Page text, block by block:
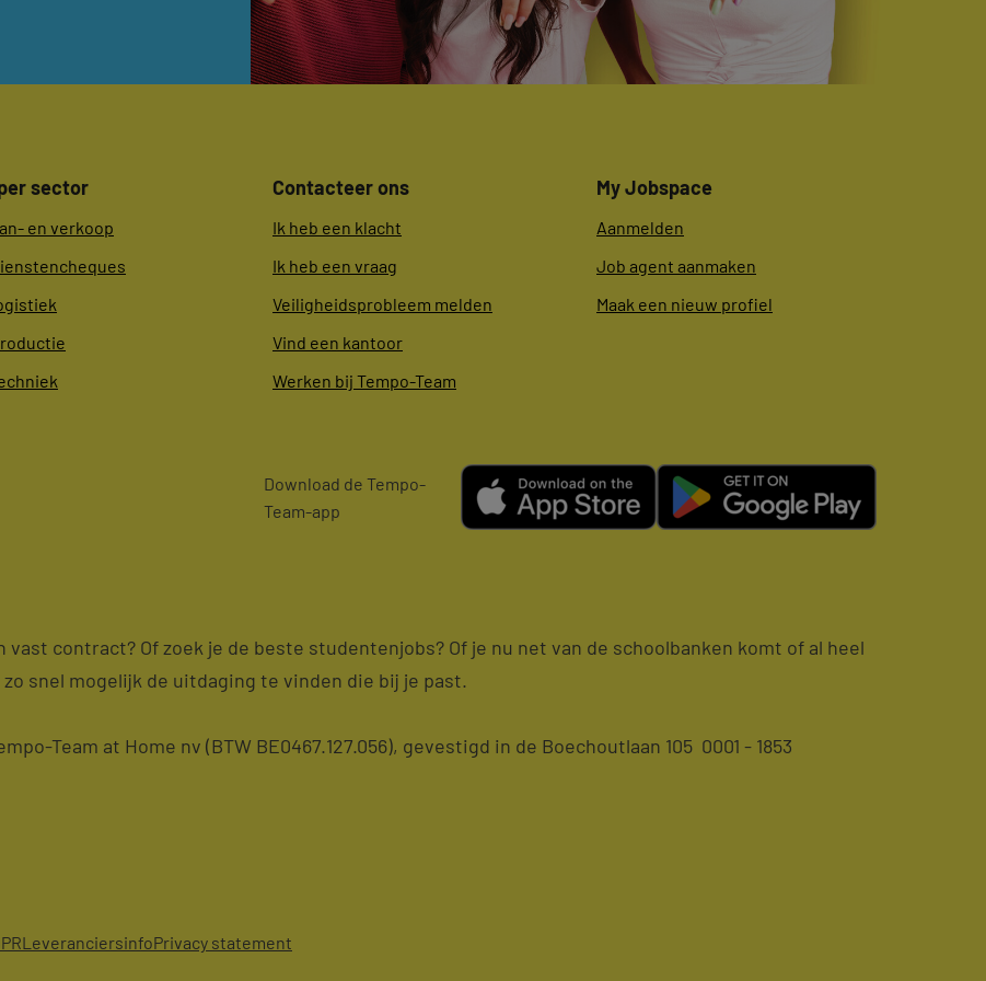
sector
en verkoop
Contacteer ons
Ik heb een klacht
Ik heb een vraag
Veiligheidsprobleem melden
Vind een kantoor
Werken bij Tempo-Team
My Jobspace
Aanmelden
Job agent aanmaken
Maak een nieuw profiel
Download de Tempo-
Team-app
contract? Of zoek je de beste studentenjobs? Of je nu net van de schoolbanken komt of al heel
snel mogelijk de uitdaging te vinden die bij je past.
Team at Home nv (BTW BE0467.127.056), gevestigd in de Boechoutlaan 105 0001 - 1853
LeveranciersinfoPrivacy statement